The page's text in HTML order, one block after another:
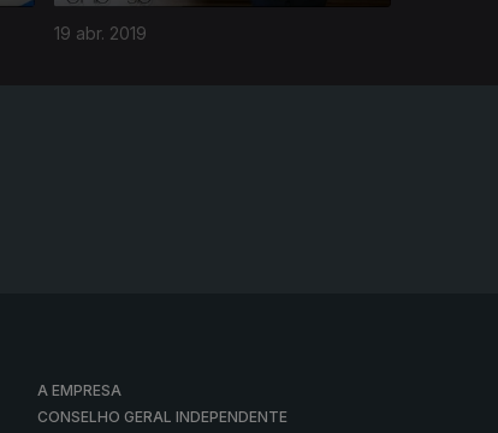
19 abr. 2019
A EMPRESA
CONSELHO GERAL INDEPENDENTE